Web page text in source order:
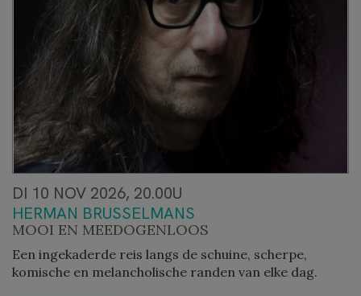
DI 10 NOV 2026, 20.00U
HERMAN BRUSSELMANS
MOOI EN MEEDOGENLOOS
Een ingekaderde reis langs de schuine, scherpe,
komische en melancholische randen van elke dag.